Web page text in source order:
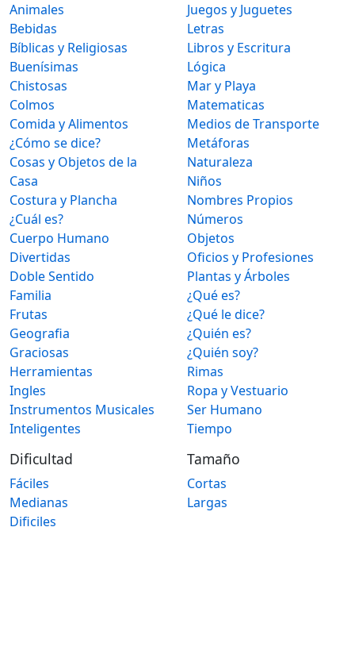
Animales
Bebidas
Bíblicas y Religiosas
Buenísimas
Chistosas
Colmos
Comida y Alimentos
¿Cómo se dice?
Cosas y Objetos de la
Casa
Costura y Plancha
¿Cuál es?
Cuerpo Humano
Divertidas
Doble Sentido
Familia
Frutas
Geografia
Graciosas
Herramientas
Ingles
Instrumentos Musicales
Inteligentes
Juegos y Juguetes
Letras
Libros y Escritura
Lógica
Mar y Playa
Matematicas
Medios de Transporte
Metáforas
Naturaleza
Niños
Nombres Propios
Números
Objetos
Oficios y Profesiones
Plantas y Árboles
¿Qué es?
¿Qué le dice?
¿Quién es?
¿Quién soy?
Rimas
Ropa y Vestuario
Ser Humano
Tiempo
Dificultad
Fáciles
Medianas
Dificiles
Tamaño
Cortas
Largas